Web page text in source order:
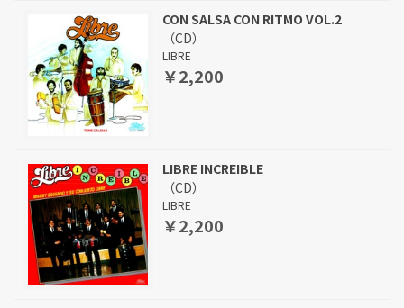
CON SALSA CON RITMO VOL.2
（CD）
LIBRE
￥2,200
LIBRE INCREIBLE
（CD）
LIBRE
￥2,200